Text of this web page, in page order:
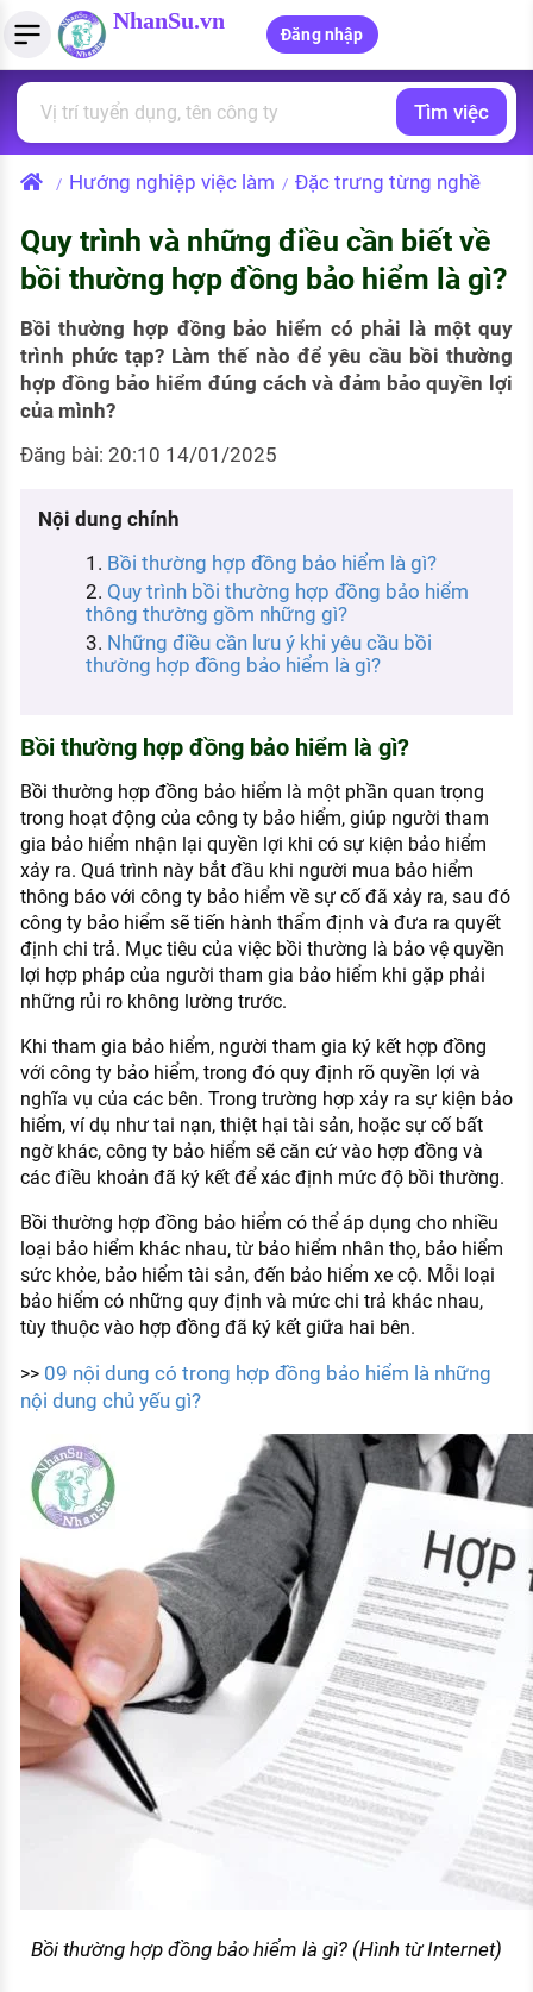
NhanSu.vn
Đăng nhập
Tìm việc làm
Việc làm ngành luật
Việc làm lương cao
Việc làm tốt nhất
CÔNG TY
Danh sách nhà tuyển dụng
Quản lý CV
Tải CV lên
Tạo CV trực tuyến
Mẫu CV đơn giản
Mẫu CV hiện đại
Tính lương Gross - Net
Tính thuế thu nhập cá nhân
Tính trợ cấp thất nghiệp
PHÁP LUẬT VIỆT NAM
Văn bản pháp luật
PHÁP LUẬT LAO ĐỘNG
Lao động và tiền lương
Bảo hiểm và phúc lợi
Thuế thu nhập
Hồ sơ biểu mẫu
Chính sách lao động
KHÁM PHÁ NGHỀ NGHIỆP
Tử vi nghề nghiệp
Kỹ năng nghề nghiệp
Xu hướng việc làm
XÂY DỰNG VÀ PHÁT TRIỂN ĐỘI NGŨ
NHÂN SỰ
TUYỂN DỤNG VIỆC LÀM
Tìm việc
/ Hướng nghiệp việc làm / Đặc trưng từng nghề
Quy trình và những điều cần biết về
bồi thường hợp đồng bảo hiểm là gì?
Bồi thường hợp đồng bảo hiểm có phải là một quy
trình phức tạp? Làm thế nào để yêu cầu bồi thường
hợp đồng bảo hiểm đúng cách và đảm bảo quyền lợi
của mình?
Đăng bài: 20:10 14/01/2025
Nội dung chính
Bồi thường hợp đồng bảo hiểm là gì?
Quy trình bồi thường hợp đồng bảo hiểm
thông thường gồm những gì?
Những điều cần lưu ý khi yêu cầu bồi
thường hợp đồng bảo hiểm là gì?
Bồi thường hợp đồng bảo hiểm là gì?
Bồi thường hợp đồng bảo hiểm là một phần quan trọng
trong hoạt động của công ty bảo hiểm, giúp người tham
gia bảo hiểm nhận lại quyền lợi khi có sự kiện bảo hiểm
xảy ra. Quá trình này bắt đầu khi người mua bảo hiểm
thông báo với công ty bảo hiểm về sự cố đã xảy ra, sau đó
công ty bảo hiểm sẽ tiến hành thẩm định và đưa ra quyết
định chi trả. Mục tiêu của việc bồi thường là bảo vệ quyền
lợi hợp pháp của người tham gia bảo hiểm khi gặp phải
những rủi ro không lường trước.
Khi tham gia bảo hiểm, người tham gia ký kết hợp đồng
với công ty bảo hiểm, trong đó quy định rõ quyền lợi và
nghĩa vụ của các bên. Trong trường hợp xảy ra sự kiện bảo
hiểm, ví dụ như tai nạn, thiệt hại tài sản, hoặc sự cố bất
ngờ khác, công ty bảo hiểm sẽ căn cứ vào hợp đồng và
các điều khoản đã ký kết để xác định mức độ bồi thường.
Bồi thường hợp đồng bảo hiểm có thể áp dụng cho nhiều
loại bảo hiểm khác nhau, từ bảo hiểm nhân thọ, bảo hiểm
sức khỏe, bảo hiểm tài sản, đến bảo hiểm xe cộ. Mỗi loại
bảo hiểm có những quy định và mức chi trả khác nhau,
tùy thuộc vào hợp đồng đã ký kết giữa hai bên.
>> 09 nội dung có trong hợp đồng bảo hiểm là những
nội dung chủ yếu gì?
Bồi thường hợp đồng bảo hiểm là gì? (Hình từ Internet)